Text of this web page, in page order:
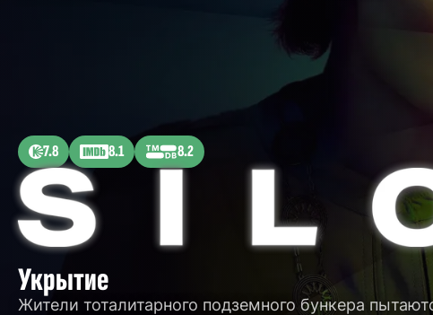
7.8 8.1 8.2
Укрытие
Жители тоталитарного подземного бункера